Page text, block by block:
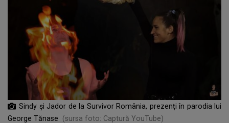
Sindy şi Jador de la Survivor România, prezenți în parodia lui
George Tănase
(sursa foto: Captură YouTube)